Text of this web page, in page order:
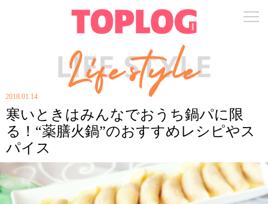
2018.01.14
寒いときはみんなでおうち鍋パに限
る！“薬膳火鍋”のおすすめレシピやス
パイス